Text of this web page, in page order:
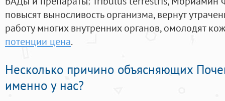
повысят выносливость организма, вернут
работу многих внутренних органов, омолодят
потенции цена.
Несколько причино объясняющих
именно у нас?